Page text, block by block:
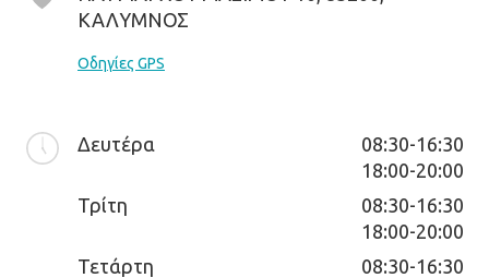
ΚΑΛΥΜΝΟΣ
Οδηγίες GPS
Δευτέρα
08:30-16:30
18:00-20:00
Τρίτη
08:30-16:30
18:00-20:00
Τετάρτη
08:30-16:30